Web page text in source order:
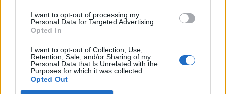
I want to opt-out of processing my
Personal Data for Targeted Advertising.
Opted In
I want to opt-out of Collection, Use,
Retention, Sale, and/or Sharing of my
Personal Data that Is Unrelated with the
Purposes for which it was collected.
Opted Out
στον πρωθυπουργό - Δείτε βίντεο
Νέα έρευνα: Οι γυναίκες με δύο έως τρία παιδιά γερνούν
πιο αργά